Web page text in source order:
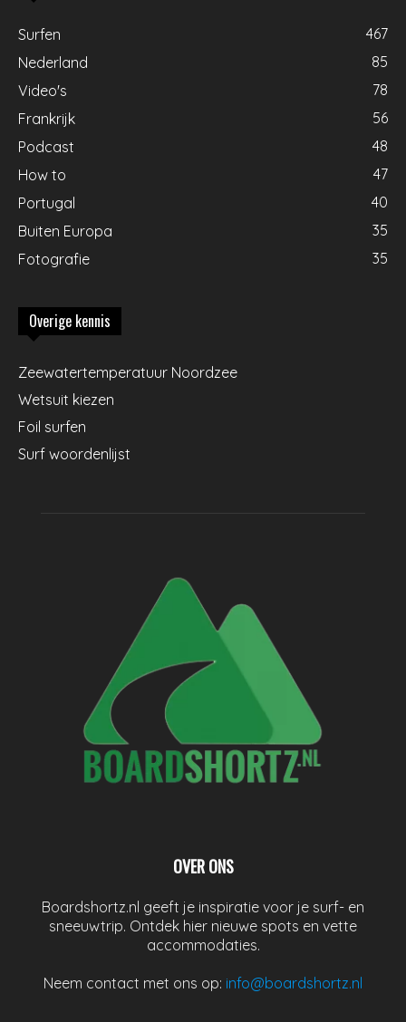
Surfen
467
Nederland
85
Video's
78
Frankrijk
56
Podcast
48
How to
47
Portugal
40
Buiten Europa
35
Fotografie
35
Overige kennis
Zeewatertemperatuur Noordzee
Wetsuit kiezen
Foil surfen
Surf woordenlijst
OVER ONS
Boardshortz.nl geeft je inspiratie voor je surf- en
sneeuwtrip. Ontdek hier nieuwe spots en vette
accommodaties.
Neem contact met ons op: info@boardshortz.nl